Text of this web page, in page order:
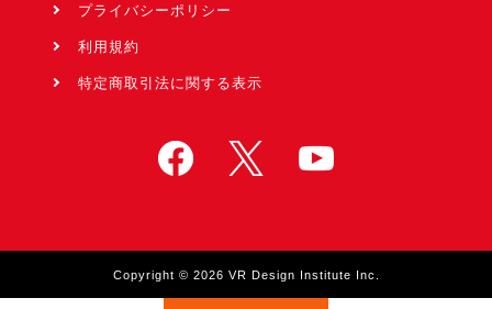
プライバシーポリシー
利用規約
特定商取引法に関する表示
Copyright © 2026 VR Design Institute Inc.